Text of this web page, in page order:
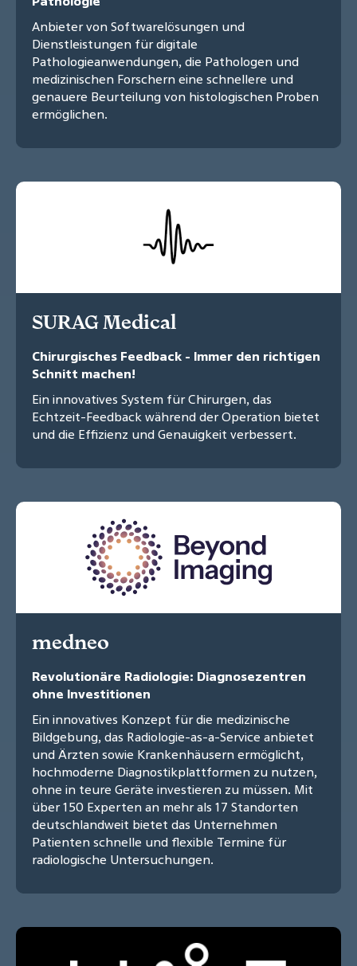
Anbieter von Softwarelösungen und
Dienstleistungen für digitale
Pathologieanwendungen, die Pathologen und
medizinischen Forschern eine schnellere und
genauere Beurteilung von histologischen Proben
ermöglichen.
SURAG Medical
Chirurgisches Feedback - Immer den richtigen
Schnitt machen!
Ein innovatives System für Chirurgen, das
Echtzeit-Feedback während der Operation bietet
und die Effizienz und Genauigkeit verbessert.
medneo
Revolutionäre Radiologie: Diagnosezentren
ohne Investitionen
Ein innovatives Konzept für die medizinische
Bildgebung, das Radiologie-as-a-Service anbietet
und Ärzten sowie Krankenhäusern ermöglicht,
hochmoderne Diagnostikplattformen zu nutzen,
ohne in teure Geräte investieren zu müssen. Mit
über 150 Experten an mehr als 17 Standorten
deutschlandweit bietet das Unternehmen
Patienten schnelle und flexible Termine für
radiologische Untersuchungen.